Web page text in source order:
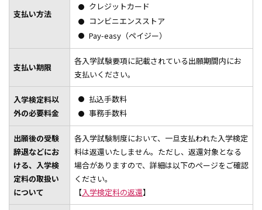
入学辞退について
入学手続時納入金振替制度
特定商取引法に基づく表示
大学体験イベント
経済学科アドミッションポリシー
商学科アドミッションポリシー
公共学科アドミッションポリシー
経済学部 経済学科とは
支払い方法
クレジットカード
コンビニエンスストア
Pay-easy（ペイジー）
支払い期限
各入学試験要項に記載されている出願期間内にお
支払いください。
入学検定料以
外の必要料金
払込手数料
事務手数料
出願後の受験
辞退などにお
ける、入学検
定料の取扱い
について
各入学試験制度において、一旦支払われた入学検定
料は返還いたしません。ただし、返還対象となる
場合がありますので、詳細は以下のページをご確認
ください。
【入学検定料の返還】